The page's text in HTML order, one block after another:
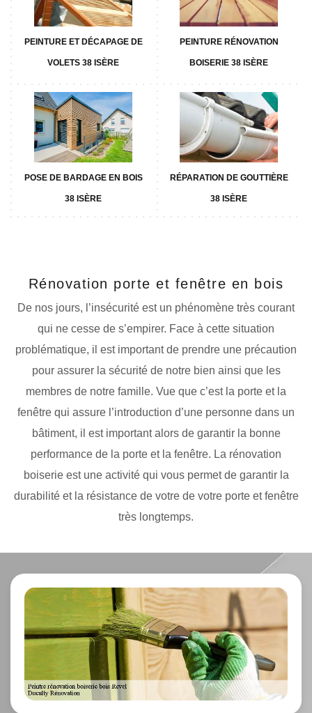
PEINTURE ET DÉCAPAGE DE
VOLETS 38 ISÈRE
PEINTURE RÉNOVATION
BOISERIE 38 ISÈRE
POSE DE BARDAGE EN BOIS
38 ISÈRE
RÉPARATION DE GOUTTIÈRE
38 ISÈRE
Rénovation porte et fenêtre en bois
De nos jours, l’insécurité est un phénomène très courant
qui ne cesse de s’empirer. Face à cette situation
problématique, il est important de prendre une précaution
pour assurer la sécurité de notre bien ainsi que les
membres de notre famille. Vue que c’est la porte et la
fenêtre qui assure l’introduction d’une personne dans un
bâtiment, il est important alors de garantir la bonne
performance de la porte et la fenêtre. La rénovation
boiserie est une activité qui vous permet de garantir la
durabilité et la résistance de votre de votre porte et fenêtre
très longtemps.